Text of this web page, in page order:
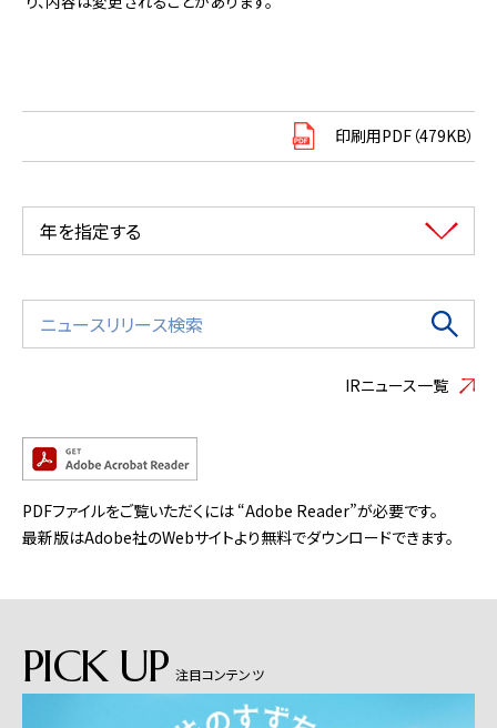
印刷用PDF（479KB）
年を指定する
IRニュース一覧
PDFファイルをご覧いただくには “Adobe Reader”が必要です。
最新版はAdobe社のWebサイトより無料でダウンロードできます。
PICK UP 注目コンテンツ